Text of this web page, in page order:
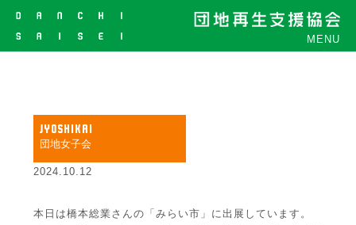
MENU
JYOSHIKAI
団地女子会
2024.10.12
本日は橋本総業さんの「みらい市」に出展しています。